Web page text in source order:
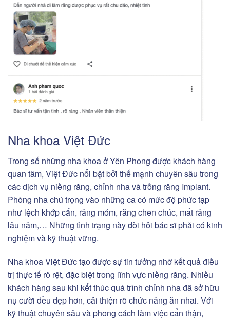
Nha khoa Việt Đức
Trong số những nha khoa ở Yên Phong được khách hàng
quan tâm, Việt Đức nổi bật bởi thế mạnh chuyên sâu trong
các dịch vụ niềng răng, chỉnh nha và trồng răng Implant.
Phòng nha chú trọng vào những ca có mức độ phức tạp
như lệch khớp cắn, răng móm, răng chen chúc, mất răng
lâu năm,… Những tình trạng này đòi hỏi bác sĩ phải có kinh
nghiệm và kỹ thuật vững.
Nha khoa Việt Đức tạo được sự tin tưởng nhờ kết quả điều
trị thực tế rõ rệt, đặc biệt trong lĩnh vực niềng răng. Nhiều
khách hàng sau khi kết thúc quá trình chỉnh nha đã sở hữu
nụ cười đều đẹp hơn, cải thiện rõ chức năng ăn nhai. Với
kỹ thuật chuyên sâu và phong cách làm việc cẩn thận,